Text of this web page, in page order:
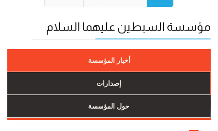
مؤسسة السبطين عليهما السلام
أخبار المؤسسة
إصدارات
حول المؤسسة